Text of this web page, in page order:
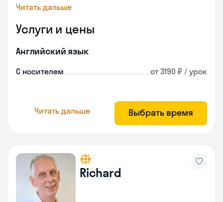
Читать дальше
Услуги и цены
Английский язык
С носителем от 3190 ₽ / урок
Читать дальше Выбрать время
Richard